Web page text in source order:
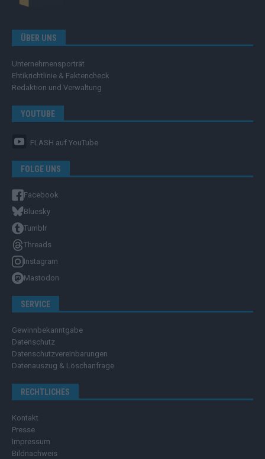
ÜBER UNS
Unternehmensporträt
Ehtikrichtlinie & Faktencheck
Redaktion und Verwaltung
YOUTUBE
FLASH auf YouTube
FOLGE UNS
Facebook
Bluesky
Tumblr
Threads
Instagram
Mastodon
SERVICE
Gewinnbekanntgabe
Datenschutz
Datenschutzvereinbarungen
Datenauszug & Löschanfrage
RECHTLICHES
Kontakt
Presse
Impressum
Bildnachweis